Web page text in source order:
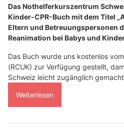
Das Nothelferkurszentrum
Kinder-CPR-Buch mit dem Titel
Eltern und Betreuungspersonen
Reanimation bei Babys und
Das Buch wurde uns kostenlos
(RCUK) zur Verfügung gestellt,
Schweiz leicht zugänglich
Weiterlesen